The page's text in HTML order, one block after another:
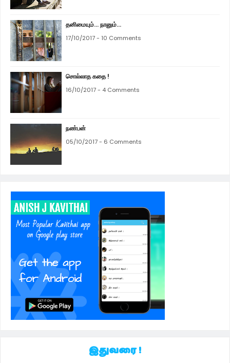
தனிமையும்... நானும்...
17/10/2017 - 10 Comments
சொல்லாத கதை !
16/10/2017 - 4 Comments
நண்பன்
05/10/2017 - 6 Comments
இதுவரை !